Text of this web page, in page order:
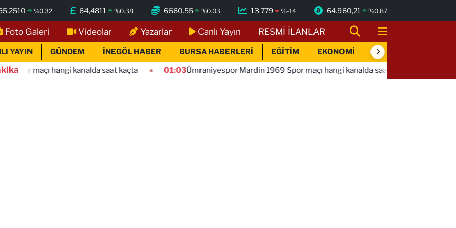
%0.32 64,4811 %0.38 6660.55 %0.03 13.779 %-14 64.960,21 %0.87
Foto Galeri Videolar Yazarlar Canlı Yayın RESMİ İLANLAR
YAYIN GÜNDEM İNEGÖL HABER BURSA HABERLERİ EĞİTİM EKONOMİ SİYASET
saat kaçta 01:03Ümraniyespor Mardin 1969 Spor maçı hangi kanalda saat kaçta! 01:01